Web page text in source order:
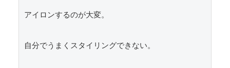
アイロンするのが大変。
自分でうまくスタイリングできない。